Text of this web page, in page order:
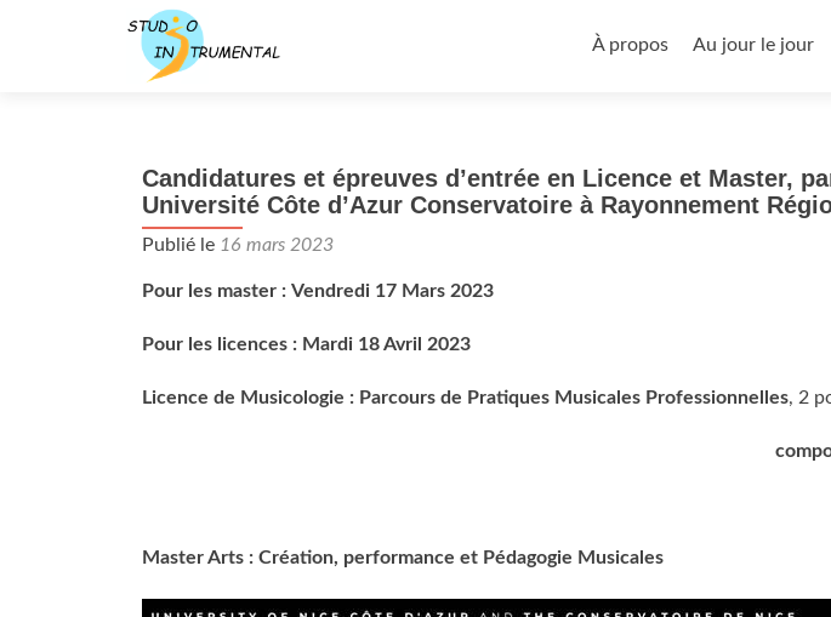
au
À propos Au jour le jour
Candidatures et épreuves d’entrée en Licence et Master,
Université Côte d’Azur Conservatoire à Rayonnement
Publié le 16 mars 2023
Pour les master : Vendredi 17 Mars 2023
Pour les licences : Mardi 18 Avril 2023
Licence de Musicologie : Parcours de Pratiques Musicales Professionnelles, 2
Master Arts : Création, performance et Pédagogie Musicales